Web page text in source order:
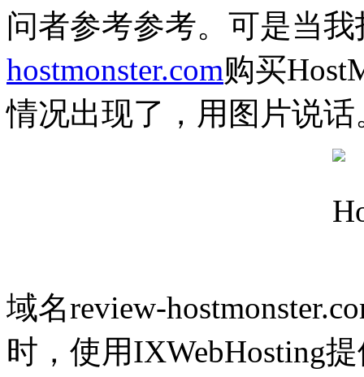
问者参考参考。可是当
hostmonster.com购买
情况出现了，用图片说话
域名review-
时，使用IXWebHosting